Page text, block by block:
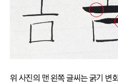
위 사진의 맨 왼쪽 글씨는 굵기 변